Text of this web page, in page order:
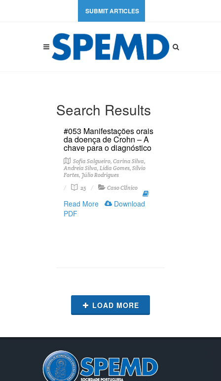
SUBMIT ARTICLES
Search Results
#053 Manifestações orais
da doença de Crohn – A
chave para o diagnóstico
Sofia Salgueiro, Carina Silva,
Andreia Silva, Lídia Gomes, Sílvio
Fortes, Júlio Rodrigues
25
Caso ClÍnico
Read More
Download
PDF
LOAD MORE